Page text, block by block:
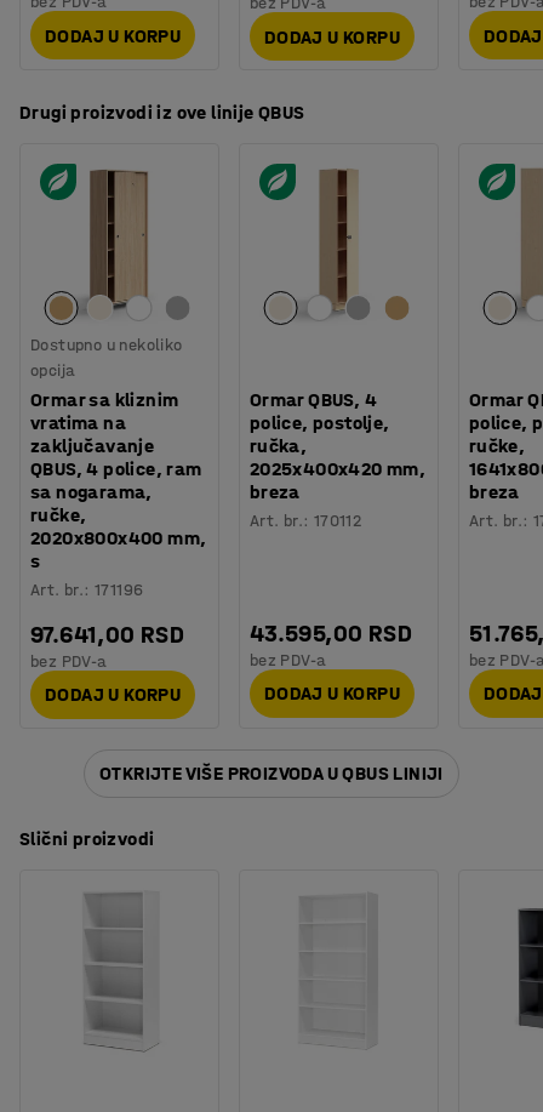
DODAJ U KORPU DODAJ U KORPU
Drugi proizvodi iz ove linije QBUS
Dostupno u nekoliko
opcija
Ormar sa kliznim
vratima na
zaključavanje
QBUS, 4 police, ram
sa nogarama,
ručke,
2020x800x400 mm,
s
Art. br.:171196
97.641,00 RSD
bez PDV-a
DODAJ U KORPU
Ormar QBUS, 4
police, postolje,
ručka,
2025x400x420 mm,
breza
Art. br.: 170112
43.595,00 RSD
bez PDV-a
DODAJ U KORPU
Ormar
police,
ručke,
breza
Art. br.:
bez PDV-
OTKRIJTE VIŠE PROIZVODA U QBUS LINIJI
Slični proizvodi